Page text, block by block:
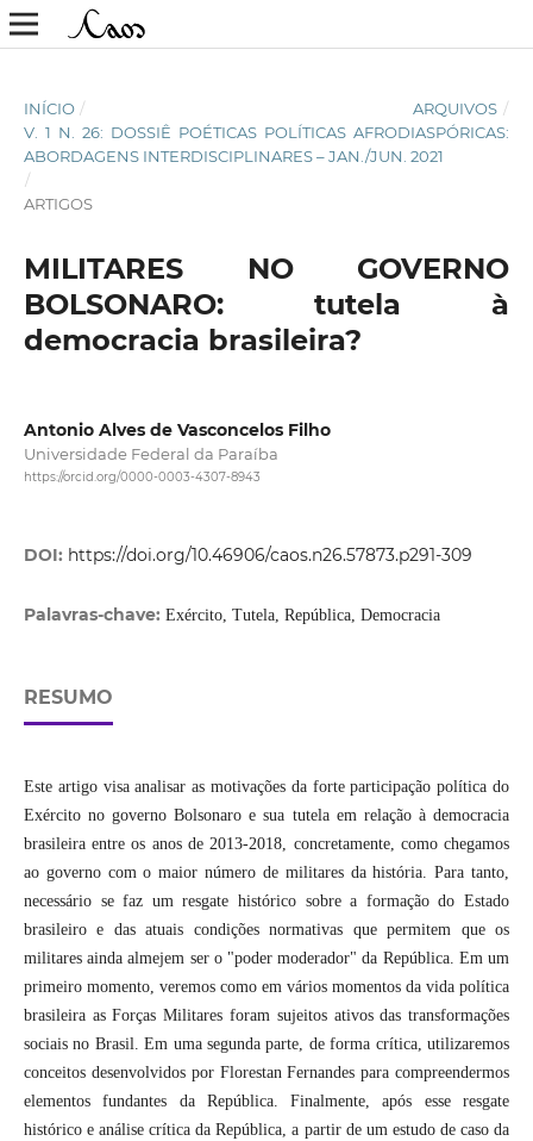
INÍCIO / ARQUIVOS /
V. 1 N. 26: DOSSIÊ POÉTICAS POLÍTICAS AFRODIASPÓRICAS:
ABORDAGENS INTERDISCIPLINARES – JAN./JUN. 2021
/
ARTIGOS
MILITARES NO GOVERNO
BOLSONARO: tutela à
democracia brasileira?
Antonio Alves de Vasconcelos Filho
Universidade Federal da Paraíba
https://orcid.org/0000-0003-4307-8943
DOI: https://doi.org/10.46906/caos.n26.57873.p291-309
Palavras-chave: Exército, Tutela, República, Democracia
RESUMO
Este artigo visa analisar as motivações da forte participação política do
Exército no governo Bolsonaro e sua tutela em relação à democracia
brasileira entre os anos de 2013-2018, concretamente, como chegamos
ao governo com o maior número de militares da história. Para tanto,
necessário se faz um resgate histórico sobre a formação do Estado
brasileiro e das atuais condições normativas que permitem que os
militares ainda almejem ser o "poder moderador" da República. Em um
primeiro momento, veremos como em vários momentos da vida política
brasileira as Forças Militares foram sujeitos ativos das transformações
sociais no Brasil. Em uma segunda parte, de forma crítica, utilizaremos
conceitos desenvolvidos por Florestan Fernandes para compreendermos
elementos fundantes da República. Finalmente, após esse resgate
histórico e análise crítica da República, a partir de um estudo de caso da